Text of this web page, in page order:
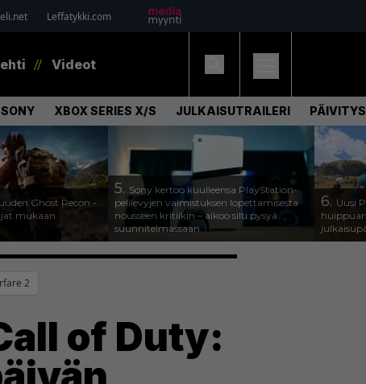
Leffatykki.com
Videot
SONY XBOX SERIES X/S JULKAISUTRAILERI PÄIVITYS
Ghost Recon -
mukaan
5. Sony kertoo kuulleensa PlayStation-
pelilevyjen valmistuksen lopettamisesta
nousseen kritiikin – aikoo silti pysyä
suunnitelmassaan
6. Uusi
2
of Duty: